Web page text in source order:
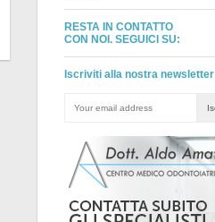
RESTA IN CONTATTO
CON NOI. SEGUICI SU:
Iscriviti alla nostra newsletter